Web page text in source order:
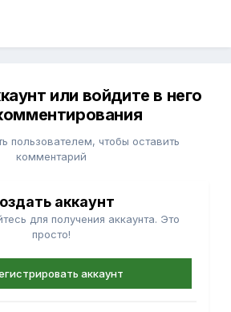
или войдите в него
пользователем, чтобы оставить
комментарий
аккаунт
для получения аккаунта. Это
просто!
аккаунт